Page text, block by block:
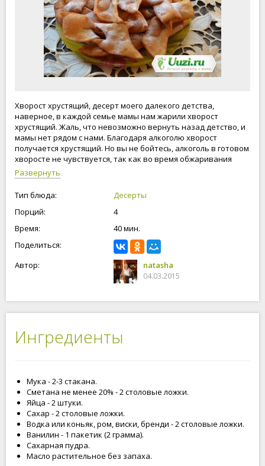
Хворост хрустящий, десерт моего далекого детства,
наверное, в каждой семье мамы нам жарили хворост
хрустящий. Жаль, что невозможно вернуть назад детство, и
мамы нет рядом с нами. Благодаря алкоголю хворост
получается хрустящий. Но вы не бойтесь, алкоголь в готовом
хворосте не чувствуется, так как во время обжаривания
уничтожается весь аромат и спирт. Если вы все такие не
желаете добавлять алкогольные напитки, то вполне можно
обойтись и без алкоголя. Наслаждайтесь!
Развернуть
Тип блюда:
Десерты
Порций:
4
Время:
40 мин.
Поделиться:
Автор:
natasha
04.03.2015
Ингредиенты
Мука - 2-3 стакана.
Сметана не менее 20% - 2 столовые ложки.
Яйца - 2 штуки.
Сахар - 2 столовые ложки.
Водка или коньяк, ром, виски, бренди - 2 столовые ложки.
Ванилин - 1 пакетик (2 грамма).
Сахарная пудра.
Масло растительное без запаха.